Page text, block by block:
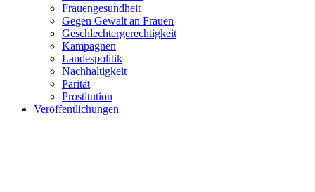
Frauengesundheit
Gegen Gewalt an Frauen
Geschlechtergerechtigkeit
Kampagnen
Landespolitik
Nachhaltigkeit
Parität
Prostitution
Veröffentlichungen